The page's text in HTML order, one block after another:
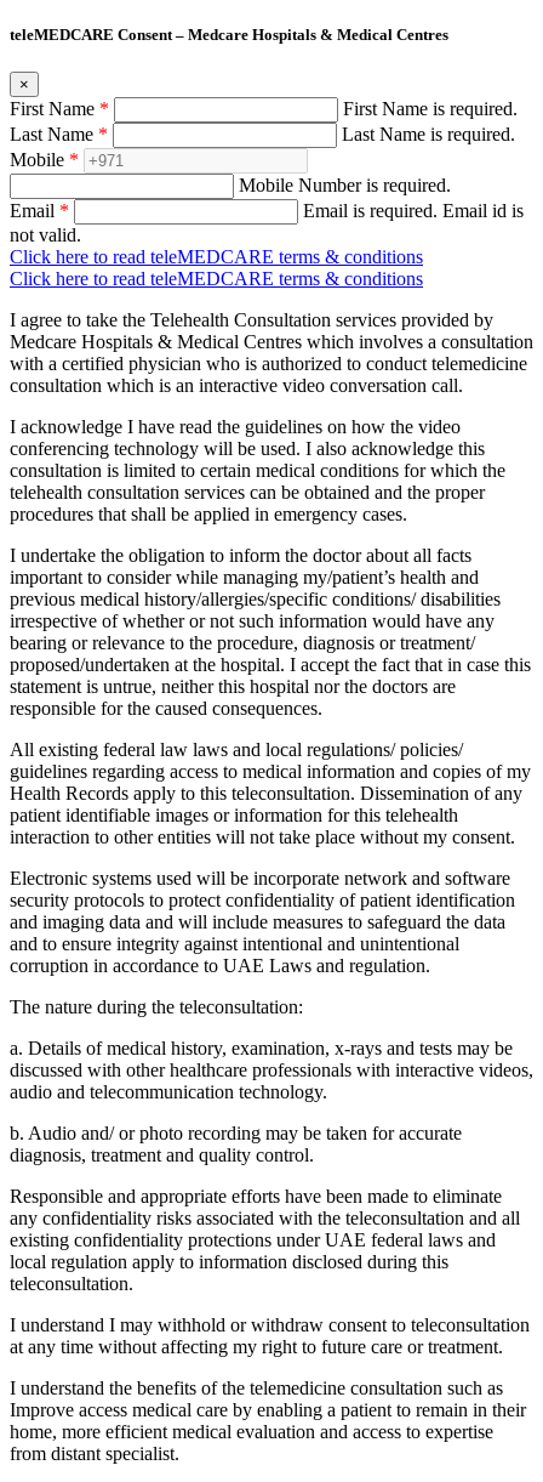
teleMEDCARE Consent – Medcare Hospitals & Medical Centres
×
First Name *
First Name is required.
Last Name *
Last Name is required.
Mobile *
Mobile Number is required.
Email * Email is required. Email id is
not valid.
Click here to read teleMEDCARE terms & conditions
Click here to read teleMEDCARE terms & conditions
I agree to take the Telehealth Consultation services provided by
Medcare Hospitals & Medical Centres which involves a consultation
with a certified physician who is authorized to conduct telemedicine
consultation which is an interactive video conversation call.
I acknowledge I have read the guidelines on how the video
conferencing technology will be used. I also acknowledge this
consultation is limited to certain medical conditions for which the
telehealth consultation services can be obtained and the proper
procedures that shall be applied in emergency cases.
I undertake the obligation to inform the doctor about all facts
important to consider while managing my/patient’s health and
previous medical history/allergies/specific conditions/ disabilities
irrespective of whether or not such information would have any
bearing or relevance to the procedure, diagnosis or treatment/
proposed/undertaken at the hospital. I accept the fact that in case this
statement is untrue, neither this hospital nor the doctors are
responsible for the caused consequences.
All existing federal law laws and local regulations/ policies/
guidelines regarding access to medical information and copies of my
Health Records apply to this teleconsultation. Dissemination of any
patient identifiable images or information for this telehealth
interaction to other entities will not take place without my consent.
Electronic systems used will be incorporate network and software
security protocols to protect confidentiality of patient identification
and imaging data and will include measures to safeguard the data
and to ensure integrity against intentional and unintentional
corruption in accordance to UAE Laws and regulation.
The nature during the teleconsultation:
a. Details of medical history, examination, x-rays and tests may be
discussed with other healthcare professionals with interactive videos,
audio and telecommunication technology.
b. Audio and/ or photo recording may be taken for accurate
diagnosis, treatment and quality control.
Responsible and appropriate efforts have been made to eliminate
any confidentiality risks associated with the teleconsultation and all
existing confidentiality protections under UAE federal laws and
local regulation apply to information disclosed during this
teleconsultation.
I understand I may withhold or withdraw consent to teleconsultation
at any time without affecting my right to future care or treatment.
I understand the benefits of the telemedicine consultation such as
Improve access medical care by enabling a patient to remain in their
home, more efficient medical evaluation and access to expertise
from distant specialist.